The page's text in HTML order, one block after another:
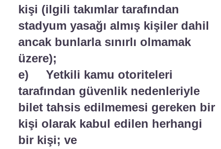
kişi (ilgili takımlar tarafından
stadyum yasağı almış kişiler dahil
ancak bunlarla sınırlı olmamak
üzere);
e) Yetkili kamu otoriteleri
tarafından güvenlik nedenleriyle
bilet tahsis edilmemesi gereken bir
kişi olarak kabul edilen herhangi
bir kişi; ve